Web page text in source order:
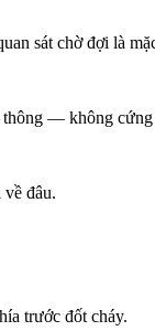
sát chờ đợi là
thông — không
đâu.
trước đốt cháy.